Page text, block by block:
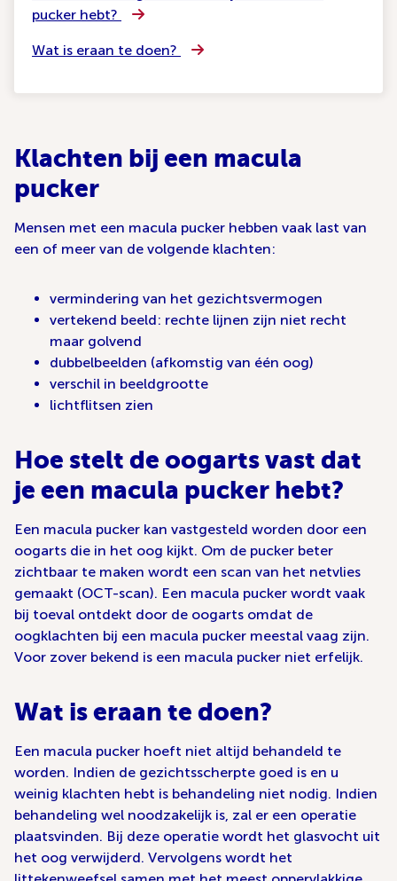
pucker hebt?
Wat is eraan te doen?
Klachten bij een macula
pucker
Mensen met een macula pucker hebben vaak last van
een of meer van de volgende klachten:
vermindering van het gezichtsvermogen
vertekend beeld: rechte lijnen zijn niet recht
maar golvend
dubbelbeelden (afkomstig van één oog)
verschil in beeldgrootte
lichtflitsen zien
Hoe stelt de oogarts vast dat
je een macula pucker hebt?
Een macula pucker kan vastgesteld worden door een
oogarts die in het oog kijkt. Om de pucker beter
zichtbaar te maken wordt een scan van het netvlies
gemaakt (OCT-scan). Een macula pucker wordt vaak
bij toeval ontdekt door de oogarts omdat de
oogklachten bij een macula pucker meestal vaag zijn.
Voor zover bekend is een macula pucker niet erfelijk.
Wat is eraan te doen?
Een macula pucker hoeft niet altijd behandeld te
worden. Indien de gezichtsscherpte goed is en u
weinig klachten hebt is behandeling niet nodig. Indien
behandeling wel noodzakelijk is, zal er een operatie
plaatsvinden. Bij deze operatie wordt het glasvocht uit
het oog verwijderd. Vervolgens wordt het